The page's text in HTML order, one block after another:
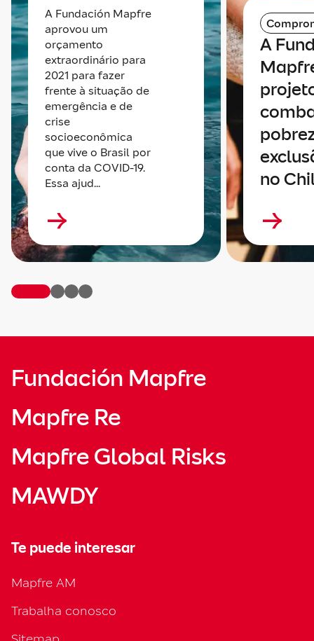
A Fundación Mapfre
aprovou um
orçamento
extraordinário para
2021 para fazer
frente à situação de
emergência e de
crise
socioeconômica
que vive o Brasil por
conta da COVID-19.
Essa ajud...
A
no
Fundación Mapfre
Mapfre Re
Mapfre Global Risks
MAWDY
Te puede interesar
Mapfre AM
Trabalha conosco